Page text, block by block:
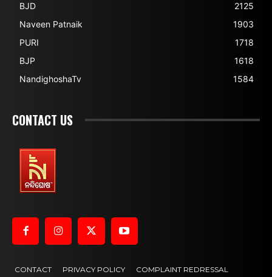
BJD
2125
Naveen Patnaik
1903
PURI
1718
BJP
1618
NandighoshaTv
1584
CONTACT US
CONTACT PRIVACY POLICY COMPLAINT REDRESSAL